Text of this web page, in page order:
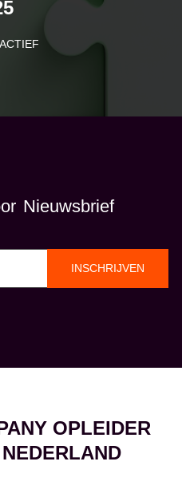
Nieuwsbrief
INSCHRIJVEN
OPLEIDER